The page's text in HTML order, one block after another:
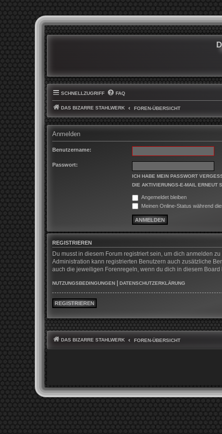
SCHNELLZUGRIFF FAQ
DAS BIZARRE STAHLWERK FOREN-ÜBERSICHT
Anmelden
Benutzername:
Passwort:
ICH HABE MEIN PASSWORT
DIE AKTIVIERUNGS-E-MAIL ERNEUT
Angemeldet bleiben
Meinen Online-Status während
REGISTRIEREN
Du musst in diesem Forum registriert sein, um dich anmelden
Administration kann registrierten Benutzern auch zusätzliche
auch die jeweiligen Forenregeln, wenn du dich in diesem Board
NUTZUNGSBEDINGUNGEN DATENSCHUTZERKLÄRUNG
REGISTRIEREN
DAS BIZARRE STAHLWERK FOREN-ÜBERSICHT